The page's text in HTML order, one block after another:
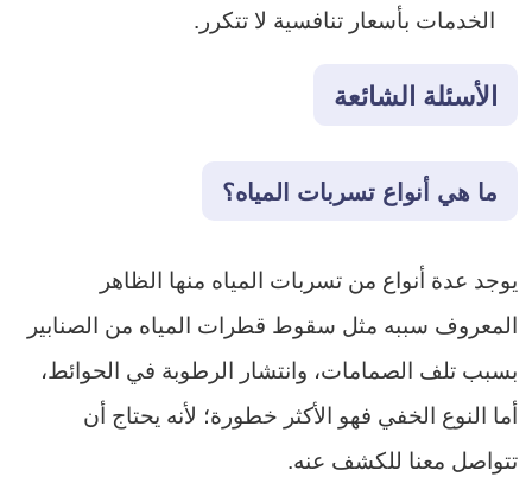
الخدمات بأسعار تنافسية لا تتكرر.
الأسئلة الشائعة
ما هي أنواع تسربات المياه؟
يوجد عدة أنواع من تسربات المياه منها الظاهر
المعروف سببه مثل سقوط قطرات المياه من الصنابير
بسبب تلف الصمامات، وانتشار الرطوبة في الحوائط،
أما النوع الخفي فهو الأكثر خطورة؛ لأنه يحتاج أن
تتواصل معنا للكشف عنه.